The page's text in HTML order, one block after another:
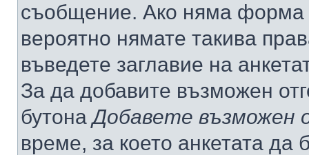
съобщение. Ако няма форма
вероятно нямате такива
въведете заглавие на
За да добавите възможен
бутонаДобавете възможен
време, за което анкетата да